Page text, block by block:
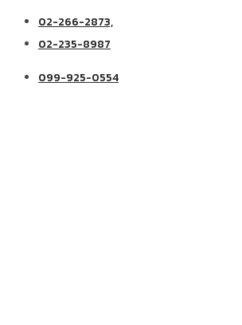
02-266-2873,
02-235-8987
099-925-0554